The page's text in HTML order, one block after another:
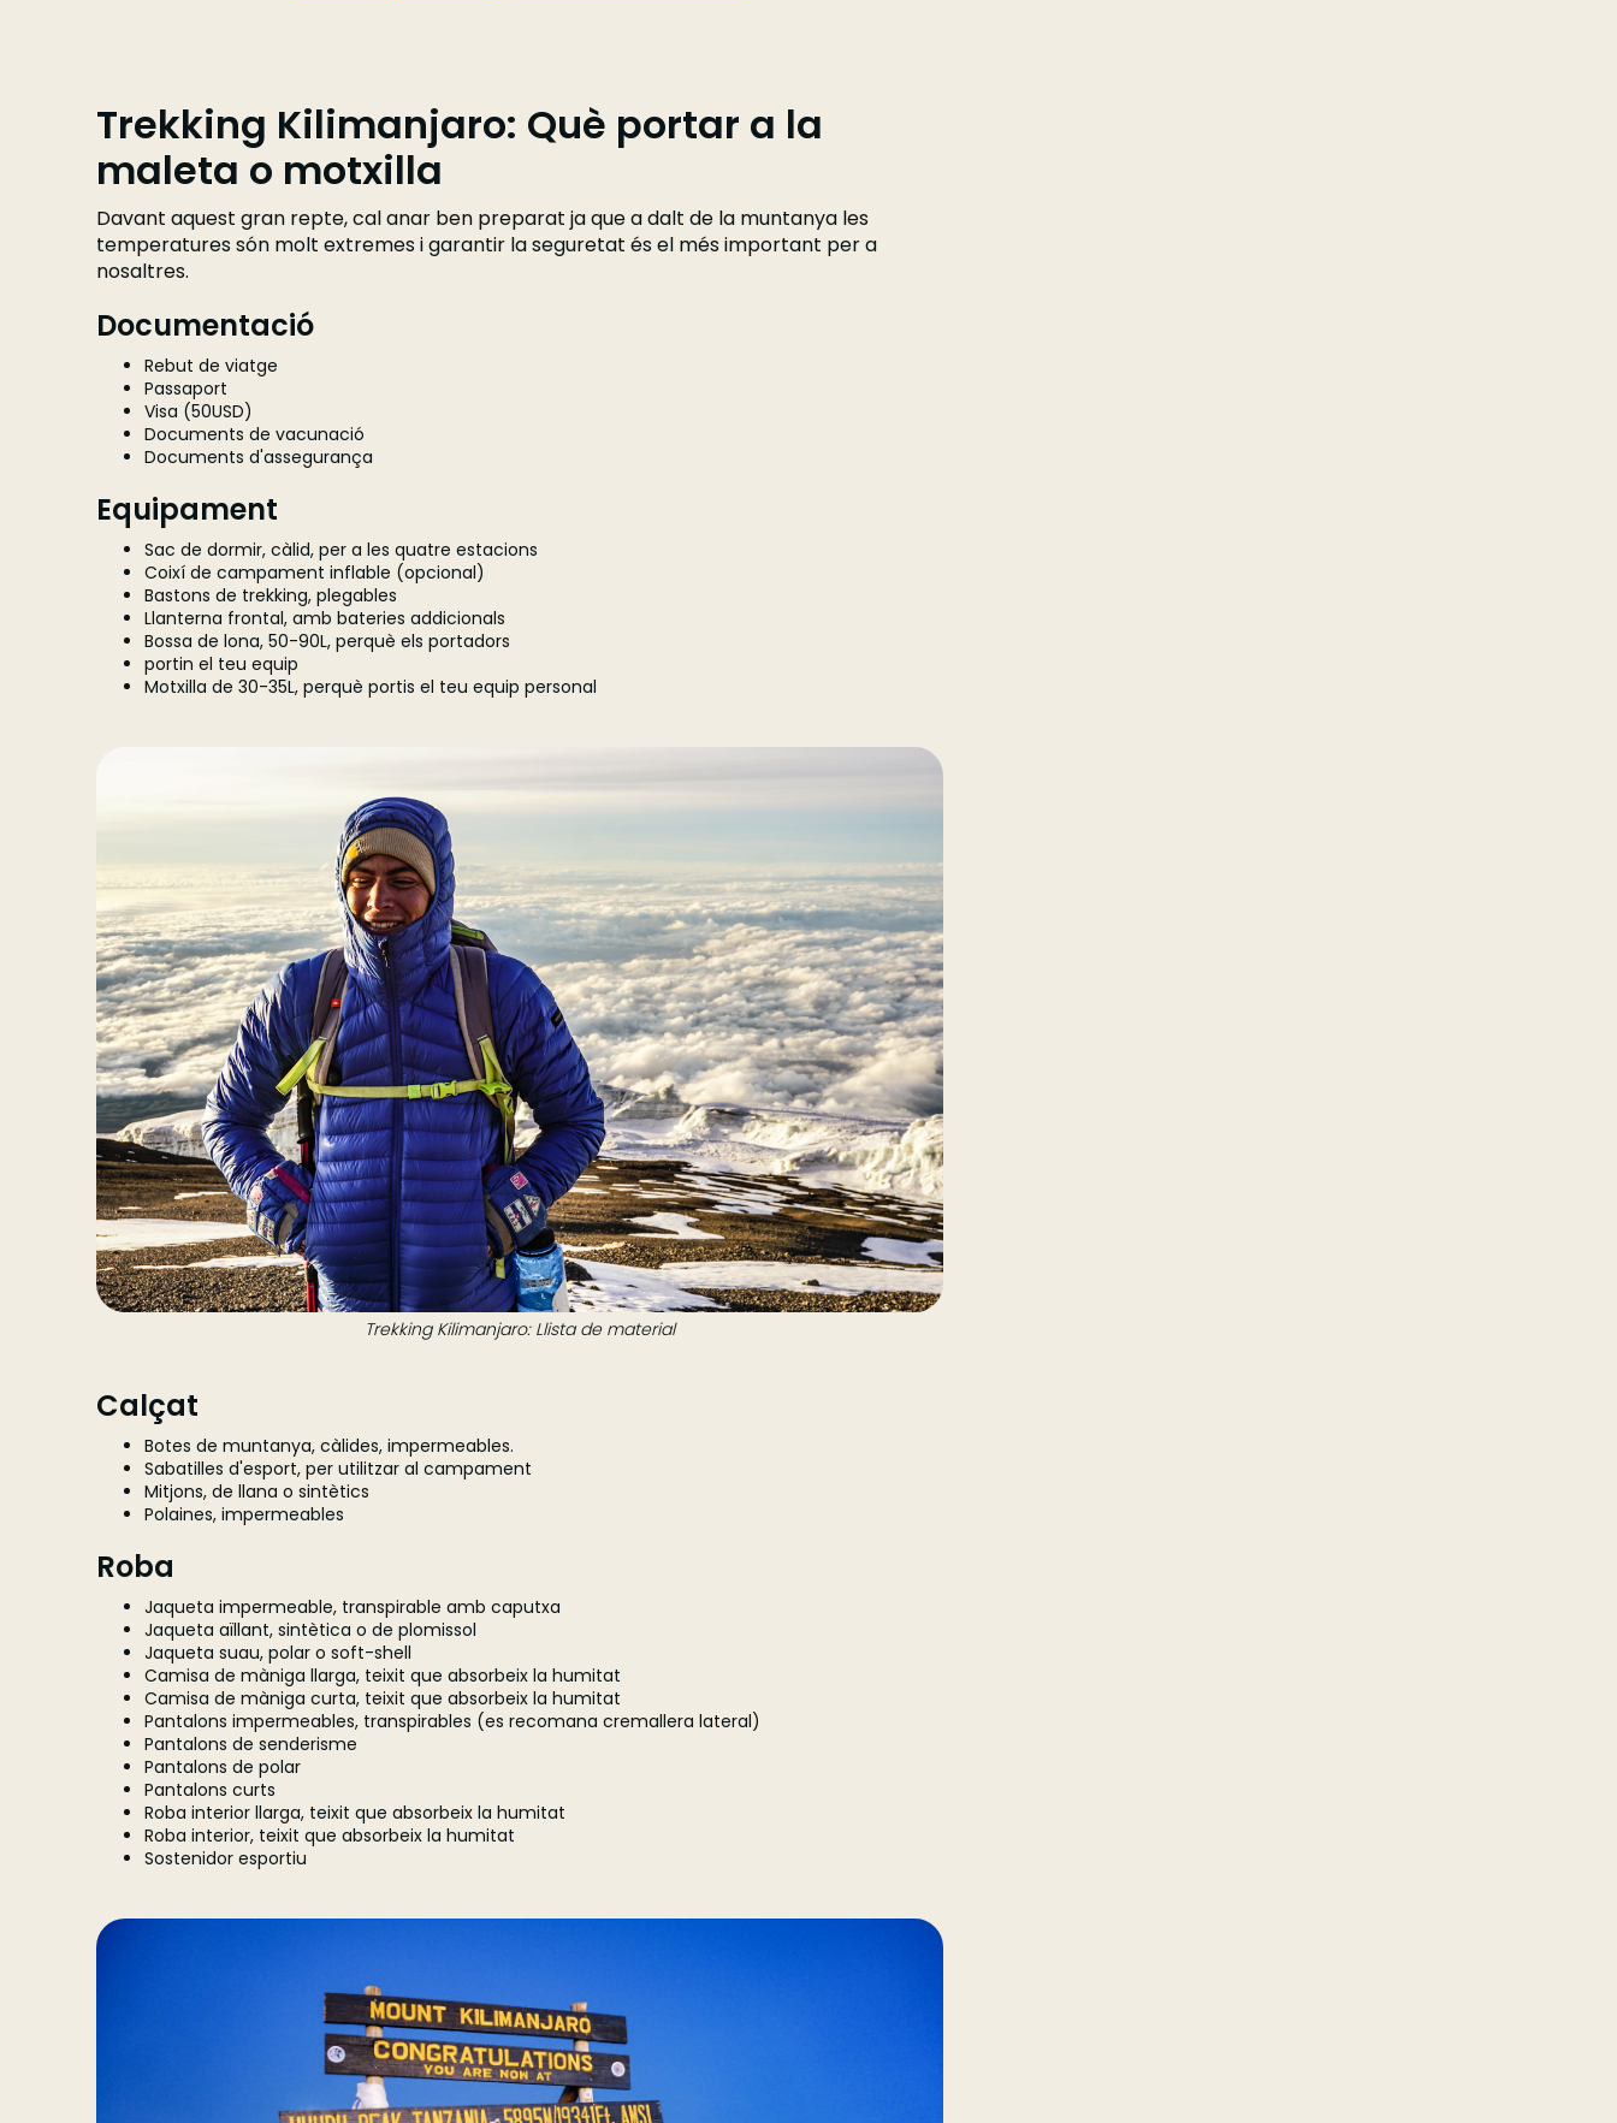
Trekking Kilimanjaro: Què portar a la
maleta o motxilla
Davant aquest gran repte, cal anar ben preparat ja que a dalt de la muntanya les
temperatures són molt extremes i garantir la seguretat és el més important per a
nosaltres.
Documentació
Rebut de viatge
Passaport
Visa (50USD)
Documents de vacunació
Documents d'assegurança
Equipament
Sac de dormir, càlid, per a les quatre estacions
Coixí de campament inflable (opcional)
Bastons de trekking, plegables
Llanterna frontal, amb bateries addicionals
Bossa de lona, ​​50-90L, perquè els portadors
portin el teu equip
Motxilla de 30-35L, perquè portis el teu equip personal
Trekking Kilimanjaro: Llista de material
Calçat
Botes de muntanya, càlides, impermeables.
Sabatilles d'esport, per utilitzar al campament
Mitjons, de llana o sintètics
Polaines, impermeables
Roba
Jaqueta impermeable, transpirable amb caputxa
Jaqueta aïllant, sintètica o de plomissol
Jaqueta suau, polar o soft-shell
Camisa de màniga llarga, teixit que absorbeix la humitat
Camisa de màniga curta, teixit que absorbeix la humitat
Pantalons impermeables, transpirables (es recomana cremallera lateral)
Pantalons de senderisme
Pantalons de polar
Pantalons curts
Roba interior llarga, teixit que absorbeix la humitat
Roba interior, teixit que absorbeix la humitat
Sostenidor esportiu